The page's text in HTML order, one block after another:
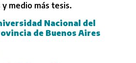
y medio más tesis.
Nacional del
de Buenos Aires